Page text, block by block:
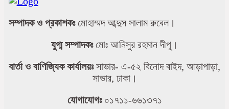
সম্পাদক ও প্রকাশকঃমোহাম্মদ আব্দুস সালাম রুবেল।
যুগ্ম সম্পাদকঃমোঃ আনিসুর রহমান দীপু।
বার্তা ও বাণিজ্যিক কার্যালয়ঃসাভার- এ-৫২ বিনোদ বাইদ, আড়াপাড়া,
সাভার, ঢাকা।
যোগাযোগঃ০১৭১১-৬৬১৩৭১